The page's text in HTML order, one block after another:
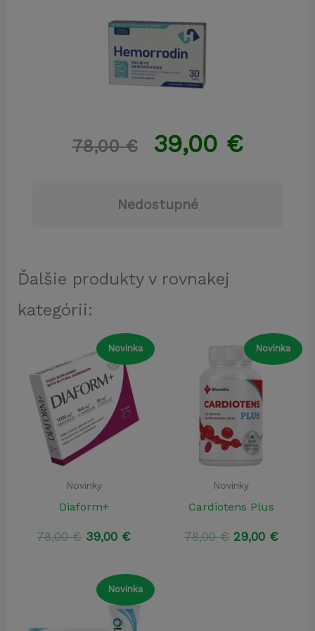
78,00€ 39,00 €
Nedostupné
Ďalšie produkty v rovnakej
kategórii:
Novinka
Novinky
Diaform+
78,00€ Pôvodná
78,00 €.
39,00 €Aktuálna
39,00 €.
Novinka
Novinky
Cardiotens Plus
78,00€ Pôvodná
29,00 €
Novinka